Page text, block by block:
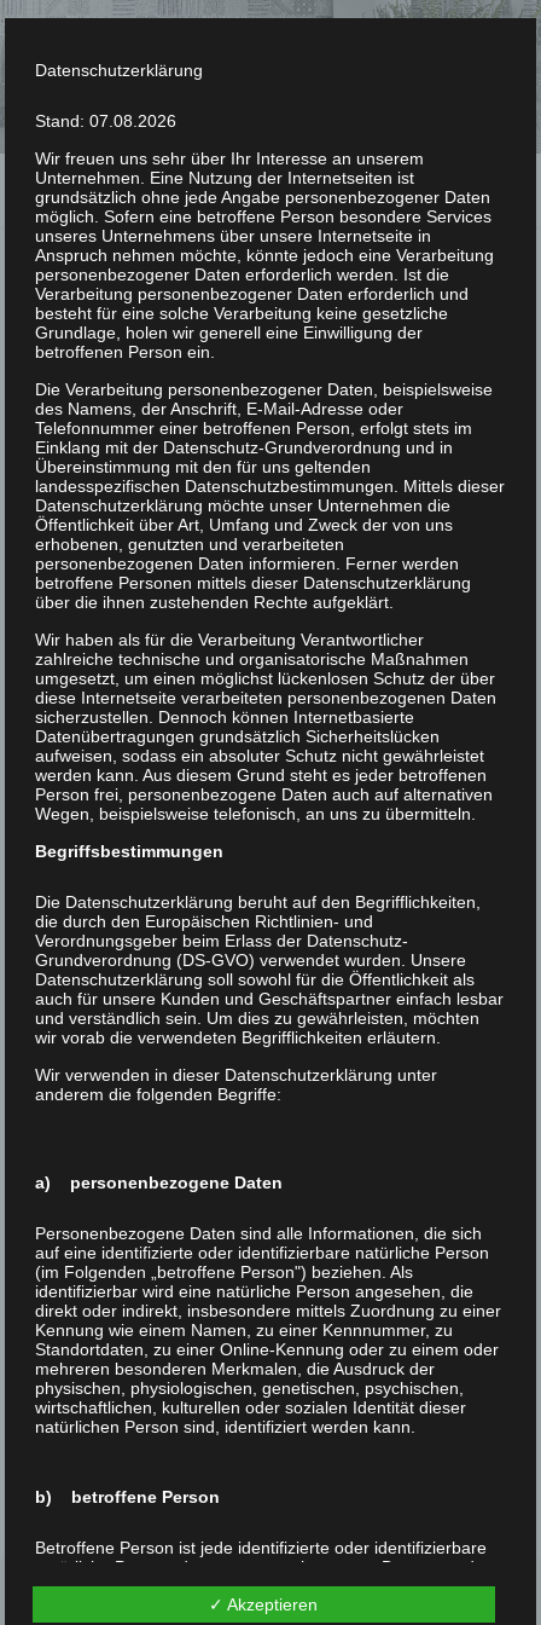
Fresco
Fresco Grey
29 x 29 cm / 7,1 x 7,1 cm / 10 mm
Fresco Beige
29 x 29 cm / 7,1 x 7,1 cm / 10 mm
Datenschutzerklärung
Stand: 07.08.2026
Wir freuen uns sehr über Ihr Interesse an unserem
Unternehmen. Eine Nutzung der Internetseiten ist
grundsätzlich ohne jede Angabe personenbezogener Daten
möglich. Sofern eine betroffene Person besondere Services
unseres Unternehmens über unsere Internetseite in
Anspruch nehmen möchte, könnte jedoch eine Verarbeitung
personenbezogener Daten erforderlich werden. Ist die
Verarbeitung personenbezogener Daten erforderlich und
besteht für eine solche Verarbeitung keine gesetzliche
Grundlage, holen wir generell eine Einwilligung der
betroffenen Person ein.
Die Verarbeitung personenbezogener Daten, beispielsweise
des Namens, der Anschrift, E-Mail-Adresse oder
Telefonnummer einer betroffenen Person, erfolgt stets im
Einklang mit der Datenschutz-Grundverordnung und in
Übereinstimmung mit den für uns geltenden
landesspezifischen Datenschutzbestimmungen. Mittels dieser
Datenschutzerklärung möchte unser Unternehmen die
Öffentlichkeit über Art, Umfang und Zweck der von uns
erhobenen, genutzten und verarbeiteten
personenbezogenen Daten informieren. Ferner werden
betroffene Personen mittels dieser Datenschutzerklärung
über die ihnen zustehenden Rechte aufgeklärt.
Wir haben als für die Verarbeitung Verantwortlicher
zahlreiche technische und organisatorische Maßnahmen
umgesetzt, um einen möglichst lückenlosen Schutz der über
diese Internetseite verarbeiteten personenbezogenen Daten
sicherzustellen. Dennoch können Internetbasierte
Datenübertragungen grundsätzlich Sicherheitslücken
aufweisen, sodass ein absoluter Schutz nicht gewährleistet
werden kann. Aus diesem Grund steht es jeder betroffenen
Person frei, personenbezogene Daten auch auf alternativen
Wegen, beispielsweise telefonisch, an uns zu übermitteln.
Begriffsbestimmungen
Die Datenschutzerklärung beruht auf den Begrifflichkeiten,
die durch den Europäischen Richtlinien- und
Verordnungsgeber beim Erlass der Datenschutz-
Grundverordnung (DS-GVO) verwendet wurden. Unsere
Datenschutzerklärung soll sowohl für die Öffentlichkeit als
auch für unsere Kunden und Geschäftspartner einfach lesbar
und verständlich sein. Um dies zu gewährleisten, möchten
wir vorab die verwendeten Begrifflichkeiten erläutern.
Wir verwenden in dieser Datenschutzerklärung unter
anderem die folgenden Begriffe:
a) personenbezogene Daten
Personenbezogene Daten sind alle Informationen, die sich
auf eine identifizierte oder identifizierbare natürliche Person
(im Folgenden „betroffene Person") beziehen. Als
identifizierbar wird eine natürliche Person angesehen, die
direkt oder indirekt, insbesondere mittels Zuordnung zu einer
Kennung wie einem Namen, zu einer Kennnummer, zu
Standortdaten, zu einer Online-Kennung oder zu einem oder
mehreren besonderen Merkmalen, die Ausdruck der
physischen, physiologischen, genetischen, psychischen,
wirtschaftlichen, kulturellen oder sozialen Identität dieser
natürlichen Person sind, identifiziert werden kann.
b) betroffene Person
Betroffene Person ist jede identifizierte oder identifizierbare
natürliche Person, deren personenbezogene Daten von dem
für die Verarbeitung Verantwortlichen verarbeitet werden.
✓ Akzeptieren